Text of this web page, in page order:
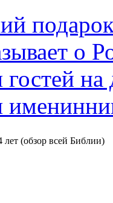
о
лет (обзор всей Библии)